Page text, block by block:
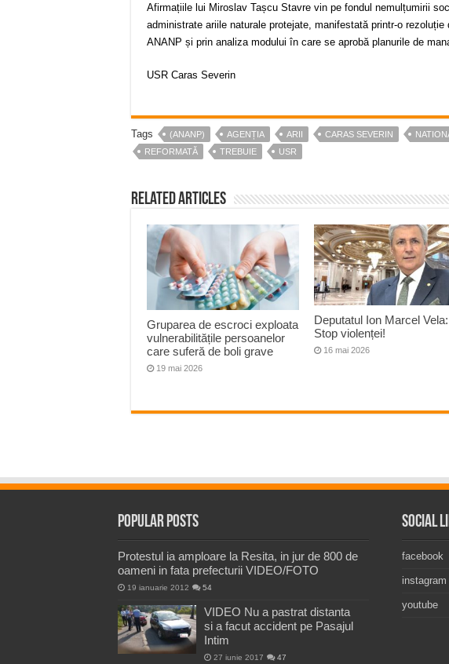
Afirmațiile lui Miroslav Tașcu Stavre vin pe fondul nemulțumirii
administrate ariile naturale protejate, manifestată printr-o
ANANP și prin analiza modului în care se aprobă planurile de
USR Caras Severin
Tags (ANANP) AGENȚIA ARII CARAS SEVERIN
REFORMATĂ
TREBUIE USR
Related Articles
Gruparea de escroci exploata
vulnerabilitățile persoanelor
care suferă de boli grave
19 mai 2026
Deputatul Ion Marcel Vela:
Stop violenței!
16 mai 2026
Popular Posts
Protestul ia amploare la Resita, in jur de 800 de
oameni in fata prefecturii VIDEO/FOTO
19 ianuarie 2012 54
VIDEO Nu a pastrat distanta
si a facut accident pe Pasajul
Intim
27 iunie 2017 47
Social
facebook
instagram
youtube